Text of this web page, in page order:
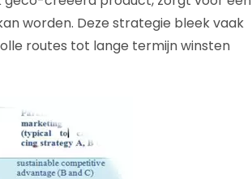
worden. Deze strategie bleek vaak
routes tot lange termijn winsten